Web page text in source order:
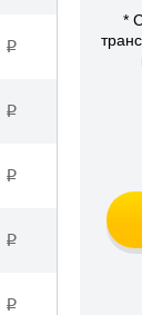
p
p
p
p
p
*